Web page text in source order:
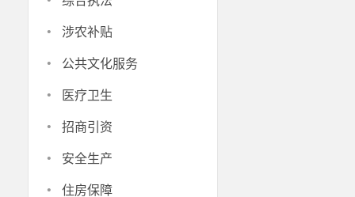
· 涉农补贴
· 公共文化服务
· 医疗卫生
· 招商引资
· 安全生产
· 住房保障